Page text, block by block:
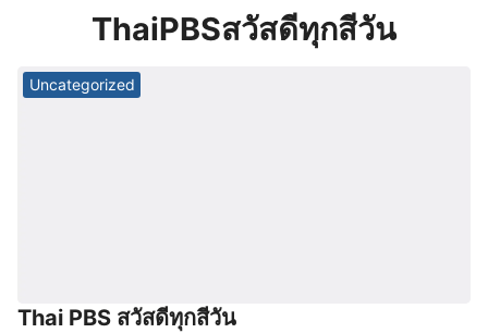
content
ThaiPBSสวัสดีทุกสีวัน
Uncategorized
Thai PBS สวัสดีทุกสีวัน